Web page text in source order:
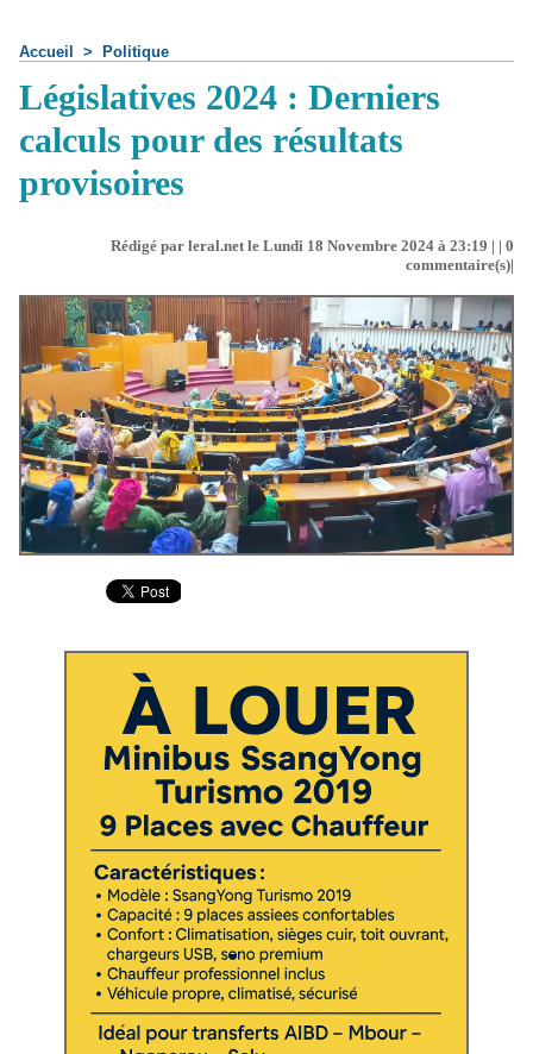
Accueil > Politique
Législatives 2024 : Derniers
calculs pour des résultats
provisoires
Rédigé par leral.net le Lundi 18 Novembre 2024 à 23:19 | | 0
commentaire(s)|